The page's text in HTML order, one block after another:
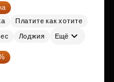
Платите как хотите
Лоджия Ещё